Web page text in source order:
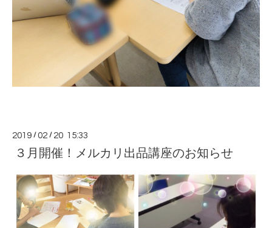
2019 /02 / 20 15:33
３月開催！メルカリ出品講座のお知らせ